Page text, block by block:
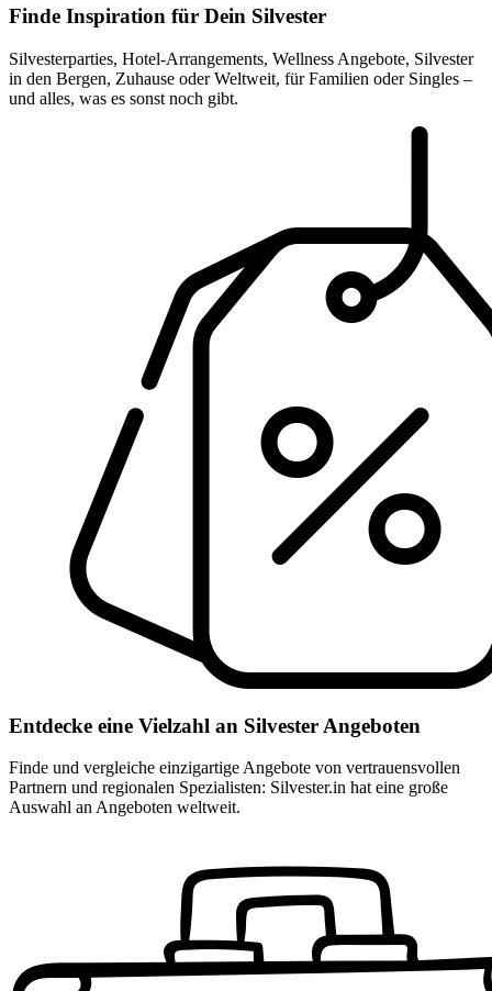
Finde Inspiration für Dein Silvester
Silvesterparties, Hotel-Arrangements, Wellness Angebote, Silvester
in den Bergen, Zuhause oder Weltweit, für Familien oder Singles –
und alles, was es sonst noch gibt.
Entdecke eine Vielzahl an Silvester Angeboten
Finde und vergleiche einzigartige Angebote von vertrauensvollen
Partnern und regionalen Spezialisten: Silvester.in hat eine große
Auswahl an Angeboten weltweit.